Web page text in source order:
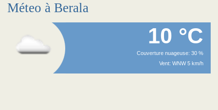
Méteo à Berala
10 °C
Couverture nuageuse: 30 %
Vent: WNW 5 km/h